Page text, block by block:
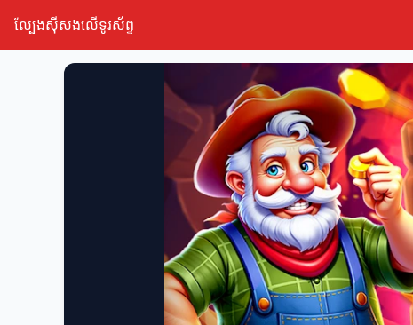
ល្បែងស៊ីសងលើទូរស័ព្ទ